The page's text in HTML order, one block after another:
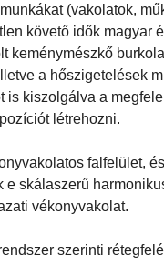
(vakolatok,
követő idők magyar
a hőszigetelések
kiszolgálva a
létrehozni.
falfelület,
skálaszerű
vékonyvakolat.
szerinti